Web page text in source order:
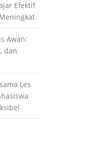
Efektif
Awan:
dan
Les